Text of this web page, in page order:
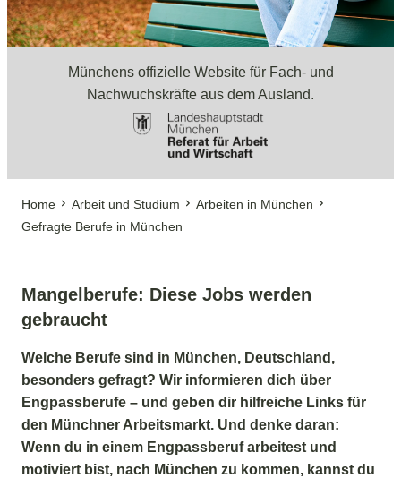
Münchens offizielle Website für Fach- und
Nachwuchskräfte aus dem Ausland.
Home Arbeit und Studium
Arbeiten in München
Gefragte Berufe in München
Mangelberufe: Diese Jobs werden
gebraucht
Welche Berufe sind in München, Deutschland,
besonders gefragt? Wir informieren dich über
Engpassberufe – und geben dir hilfreiche Links für
den Münchner Arbeitsmarkt. Und denke daran:
Wenn du in einem Engpassberuf arbeitest und
motiviert bist, nach München zu kommen, kannst du